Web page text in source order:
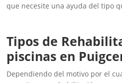
que necesite una ayuda del tipo
Tipos de
piscinas en
Dependiendo del motivo por el